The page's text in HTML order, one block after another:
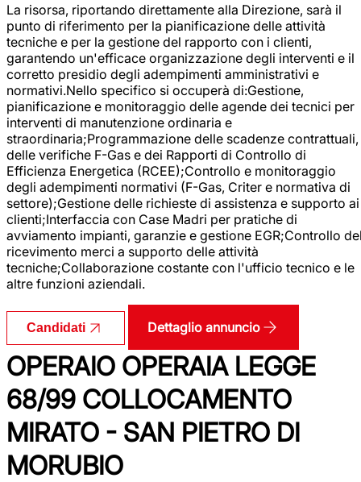
La risorsa, riportando direttamente alla Direzione, sarà il
punto di riferimento per la pianificazione delle attività
tecniche e per la gestione del rapporto con i clienti,
garantendo un'efficace organizzazione degli interventi e il
corretto presidio degli adempimenti amministrativi e
normativi.Nello specifico si occuperà di:Gestione,
pianificazione e monitoraggio delle agende dei tecnici per
interventi di manutenzione ordinaria e
straordinaria;Programmazione delle scadenze contrattuali,
delle verifiche F-Gas e dei Rapporti di Controllo di
Efficienza Energetica (RCEE);Controllo e monitoraggio
degli adempimenti normativi (F-Gas, Criter e normativa di
settore);Gestione delle richieste di assistenza e supporto ai
clienti;Interfaccia con Case Madri per pratiche di
avviamento impianti, garanzie e gestione EGR;Controllo
ricevimento merci a supporto delle attività
tecniche;Collaborazione costante con l'ufficio tecnico e le
altre funzioni aziendali.
Candidati Dettaglio annuncio
OPERAIO OPERAIA LEGGE
68/99 COLLOCAMENTO
MIRATO - SAN PIETRO DI
MORUBIO